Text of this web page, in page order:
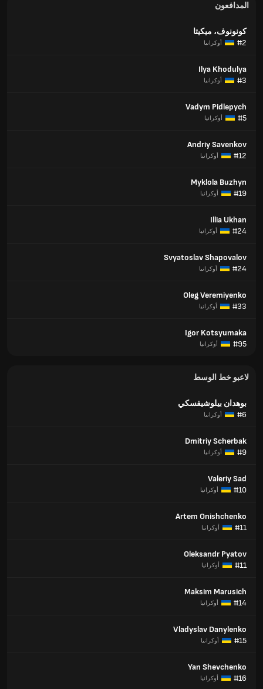
المدافعون
كونونوف، ميكيتا
#2
أوكرانيا
Ilya Khodulya
#3
أوكرانيا
Vadym Pidlepych
#5
أوكرانيا
Andriy Savenkov
#12
أوكرانيا
Myklola Buzhyn
#19
أوكرانيا
Illia Ukhan
#24
أوكرانيا
Svyatoslav Shapovalov
#24
أوكرانيا
Oleg Veremiyenko
#33
أوكرانيا
Igor Kotsyumaka
#95
أوكرانيا
لاعبو خط الوسط
بوهدان بيلوشيفسكي
#6
أوكرانيا
Dmitriy Scherbak
#9
أوكرانيا
Valeriy Sad
#10
أوكرانيا
Artem Onishchenko
#11
أوكرانيا
Oleksandr Pyatov
#11
أوكرانيا
Maksim Marusich
#14
أوكرانيا
Vladyslav Danylenko
#15
أوكرانيا
Yan Shevchenko
#16
أوكرانيا